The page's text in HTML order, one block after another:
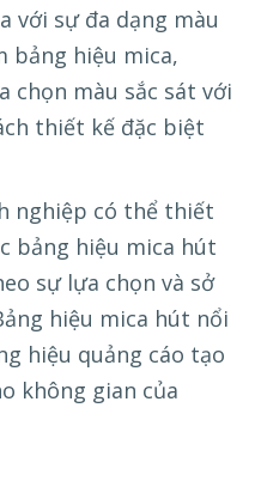
với sự đa dạng màu
bảng hiệu mica,
chọn màu sắc sát với
thiết kế đặc biệt
nghiệp có thể thiết
bảng hiệu mica hút
sự lựa chọn và sở
hiệu mica hút nổi
hiệu quảng cáo tạo
không gian của